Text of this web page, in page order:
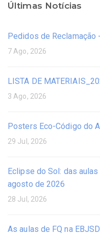
Últimas Notícias
Pedidos de Reclamação
7 Ago, 2026
LISTA DE
3 Ago, 2026
Posters Eco-Código do
29 Jul, 2026
Eclipse do Sol: das
agosto de 2026
28 Jul, 2026
As aulas de FQ na